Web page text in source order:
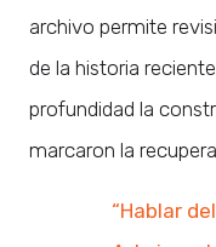
archivo permite
de la historia
profundidad la
marcaron la
“Hablar